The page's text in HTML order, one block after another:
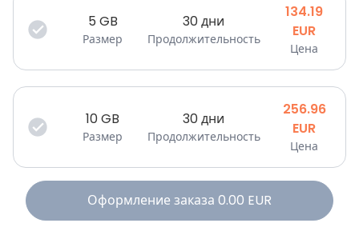
5 GB
Размер
30 дни
Продолжительность
134.19
EUR
Цена
10GB
Размер
30 дни
Продолжительность
256.96
EUR
Цена
Оформление заказа 0.00 EUR